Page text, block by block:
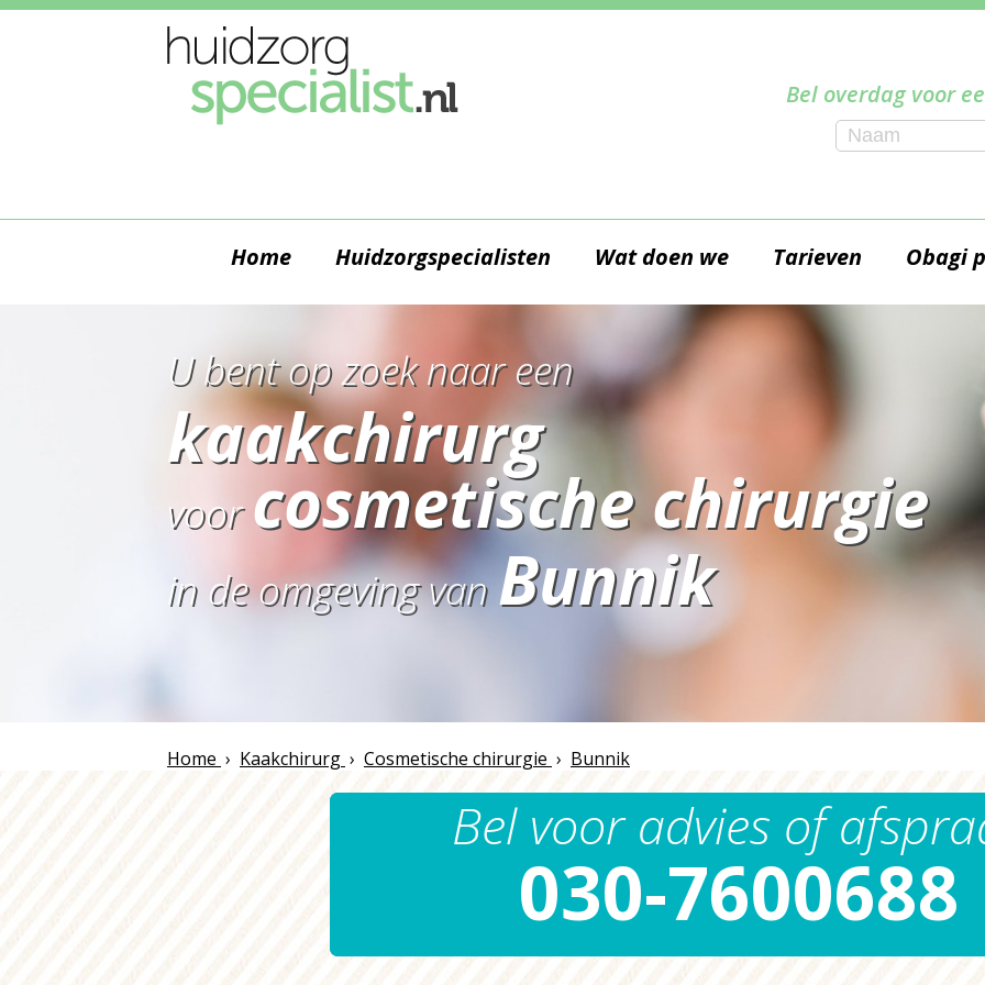
Bel overdag voor
Home Huidzorgspecialisten Wat doen we Tarieven Obagi
U bent op zoek naar een
kaakchirurg
voorcosmetische chirurgie
in de omgeving vanBunnik
Home › Kaakchirurg › Cosmetische chirurgie › Bunnik
Bel voor advies of
030-7600688